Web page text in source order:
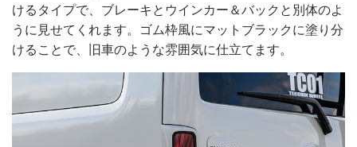
けるタイプで、ブレーキとウインカー＆バックと別体のよ
うに見せてくれます。ゴム枠風にマットブラックに塗り分
けることで、旧車のような雰囲気に仕立てます。